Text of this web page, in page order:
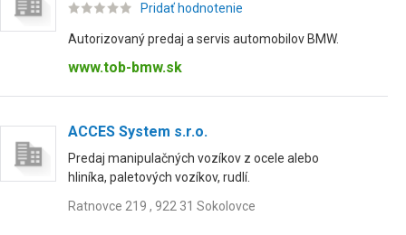
Pridať hodnotenie
Autorizovaný predaj a servis automobilov BMW.
www.tob-bmw.sk
ACCES System s.r.o.
Predaj manipulačných vozíkov z ocele alebo
hliníka, paletových vozíkov, rudlí.
Ratnovce 219 , 922 31 Sokolovce